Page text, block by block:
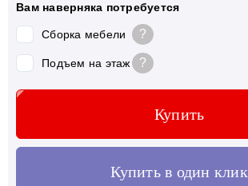
Вам наверняка потребуется
Сборка мебели ?
Подъем на этаж ?
Купить
Купить в один клик